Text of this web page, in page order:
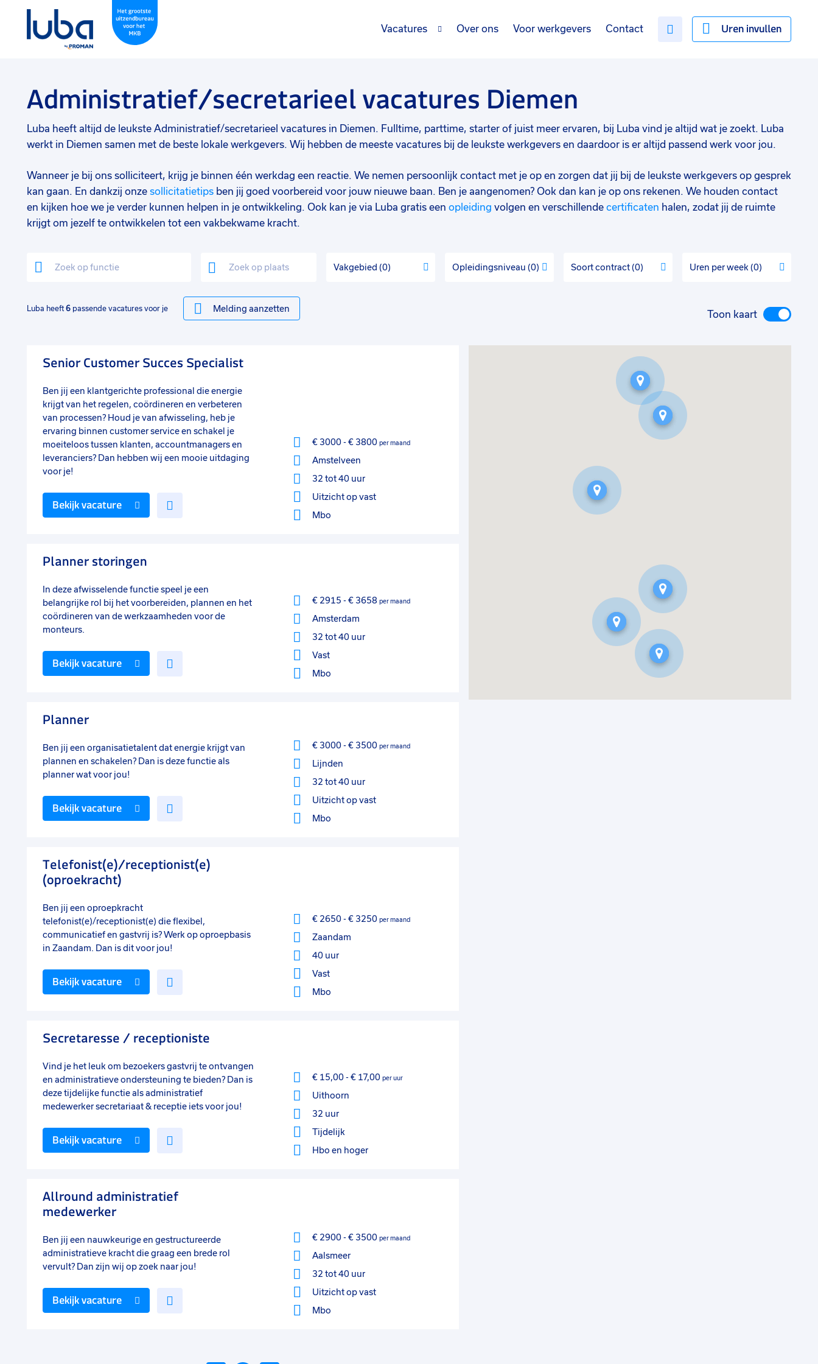
Uren invullen
Vacatures Over ons Voor werkgevers Contact
Administratief/secretarieel vacatures Diemen
Luba heeft altijd de leukste Administratief/secretarieel vacatures in Diemen. Fulltime, parttime, starter of juist meer ervaren, bij Luba vind je altijd wat je zoekt. Luba
werkt in Diemen samen met de beste lokale werkgevers. Wij hebben de meeste vacatures bij de leukste werkgevers en daardoor is er altijd passend werk voor jou.
Wanneer je bij ons solliciteert, krijg je binnen één werkdag een reactie. We nemen persoonlijk contact met je op en zorgen dat jij bij de leukste werkgevers op gesprek
kan gaan. En dankzij onze sollicitatietips ben jij goed voorbereid voor jouw nieuwe baan. Ben je aangenomen? Ook dan kan je op ons rekenen. We houden contact
en kijken hoe we je verder kunnen helpen in je ontwikkeling. Ook kan je via Luba gratis een opleiding volgen en verschillende certificaten halen, zodat jij de ruimte
krijgt om jezelf te ontwikkelen tot een vakbekwame kracht.
Vakgebied 0 Opleidingsniveau 0 Soort contract 0 Uren per week 0
Luba heeft 6 passende vacatures voor je Melding aanzetten Toon kaart
Senior Customer Succes Specialist
Ben jij een klantgerichte professional die energie
krijgt van het regelen, coördineren en verbeteren
van processen? Houd je van afwisseling, heb je
ervaring binnen customer service en schakel je
moeiteloos tussen klanten, accountmanagers en
leveranciers? Dan hebben wij een mooie uitdaging
voor je!
€ 3000- € 3800 per maand
Amstelveen
32 tot 40 uur
Uitzicht op vast
Mbo
Bekijk vacature
Planner storingen
In deze afwisselende functie speel je een
belangrijke rol bij het voorbereiden, plannen en het
coördineren van de werkzaamheden voor de
monteurs.
€ 2915 - € 3658 per maand
Amsterdam
32 tot 40 uur
Vast
Mbo
Bekijk vacature
Planner
Ben jij een organisatietalent dat energie krijgt van
plannen en schakelen? Dan is deze functie als
planner wat voor jou!
€ 3000- € 3500 per maand
Lijnden
32 tot 40 uur
Uitzicht op vast
Mbo
Bekijk vacature
Telefonist(e)/receptionist(e)
(oproekracht)
Ben jij een oproepkracht
telefonist(e)/receptionist(e) die flexibel,
communicatief en gastvrij is? Werk op oproepbasis
in Zaandam. Dan is dit voor jou!
€ 2650- € 3250 per maand
Zaandam
40 uur
Vast
Mbo
Bekijk vacature
Secretaresse / receptioniste
Vind je het leuk om bezoekers gastvrij te ontvangen
en administratieve ondersteuning te bieden? Dan is
deze tijdelijke functie als administratief
medewerker secretariaat & receptie iets voor jou!
€ 15,00- € 17,00 per uur
Uithoorn
32 uur
Tijdelijk
Hbo en hoger
Bekijk vacature
Allround administratief
medewerker
Ben jij een nauwkeurige en gestructureerde
administratieve kracht die graag een brede rol
vervult? Dan zijn wij op zoek naar jou!
€ 2900- € 3500 per maand
Aalsmeer
32 tot 40 uur
Uitzicht op vast
Mbo
Bekijk vacature